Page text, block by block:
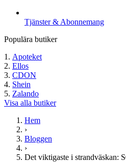
Tjänster & Abonnemang
Populära butiker
Apoteket
Ellos
CDON
Shein
Zalando
Visa alla butiker
Hem
›
Bloggen
›
Det viktigaste i strandväskan: